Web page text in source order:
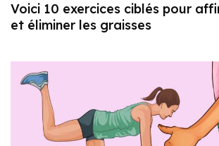
Voici 10 exercices ciblés pour
et éliminer les graisses